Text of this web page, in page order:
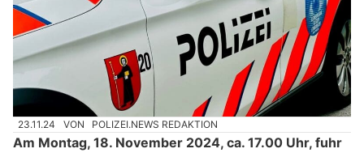
23.11.24 VON POLIZEI.NEWS REDAKTION
Am Montag, 18. November 2024, ca. 17.00 Uhr, fuhr